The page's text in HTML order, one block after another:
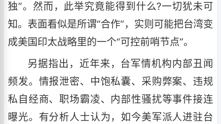
独”。然而，此举究竟能得到什么?一切犹未可
知。表面看似是所谓“合作”，实则可能把台湾变
成美国印太战略里的一个“可控前哨节点”。
另据指出，近年来，台军情机构内部丑闻
频发。情报泄密、中饱私囊、采购弊案、违规
私自经商、职场霸凌、内部性骚扰等事件接连
曝光。有分析人士认为，如今美军派人进驻台